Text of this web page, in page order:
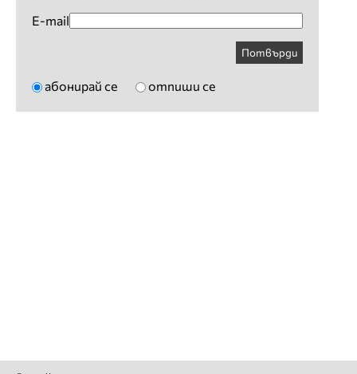
E-mail
Потвърди
абонирай се отпиши се